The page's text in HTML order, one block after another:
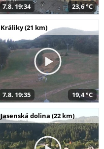
7.8. 19:34 23,6 °C
Králiky (21 km)
7.8. 19:35 19,4 °C
Jasenská dolina (22 km)